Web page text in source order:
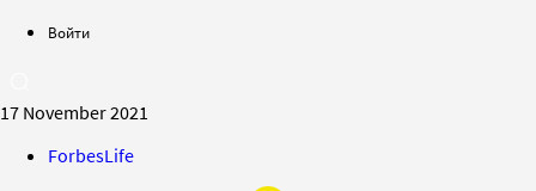
Войти
17 November 2021
ForbesLife